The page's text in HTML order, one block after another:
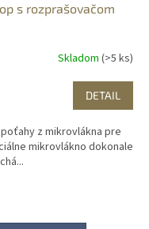
s rozprašovačom
Skladom (>5 ks)
DETAIL
z mikrovlákna pre
mikrovlákno dokonale